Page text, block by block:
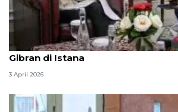
Seskab Teddy silaturahmi Idul Fitri
Gibran di Istana
3 April 2026